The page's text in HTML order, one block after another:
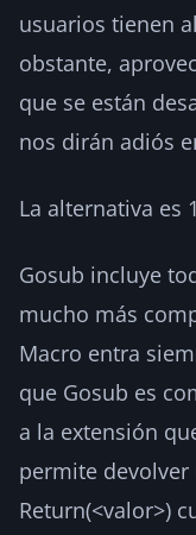
usuarios tienen
obstante,
que se están
nos dirán adiós
La alternativa es
Gosub incluye
mucho más
Macro entra
que Gosub es
a la extensión
permite
Return(<valor>)